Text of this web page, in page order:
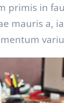
primis in
mauris a,